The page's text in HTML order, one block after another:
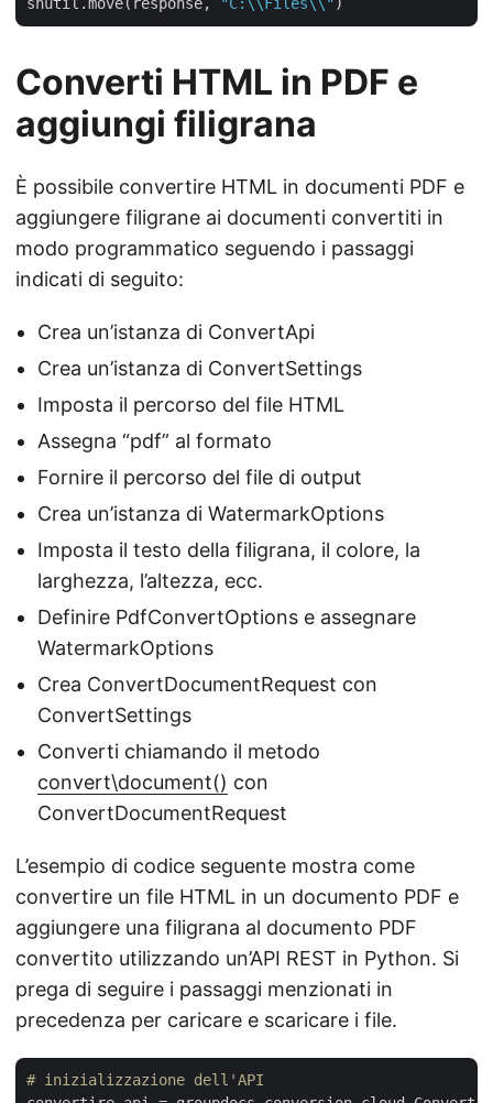
Converti HTML in PDF e
aggiungi filigrana
È possibile convertire HTML in documenti PDF e
aggiungere filigrane ai documenti convertiti in
modo programmatico seguendo i passaggi
indicati di seguito:
Crea un’istanza di ConvertApi
Crea un’istanza di ConvertSettings
Imposta il percorso del file HTML
Assegna “pdf” al formato
Fornire il percorso del file di output
Crea un’istanza di WatermarkOptions
Imposta il testo della filigrana, il colore, la
larghezza, l’altezza, ecc.
Definire PdfConvertOptions e assegnare
WatermarkOptions
Crea ConvertDocumentRequest con
ConvertSettings
Converti chiamando il metodo
convert\document() con
ConvertDocumentRequest
L’esempio di codice seguente mostra come
convertire un file HTML in un documento PDF e
aggiungere una filigrana al documento PDF
convertito utilizzando un’API REST in Python. Si
prega di seguire i passaggi menzionati in
precedenza per caricare e scaricare i file.
# inizializzazione dell'API